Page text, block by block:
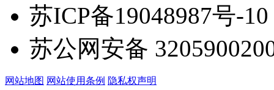
苏ICP备19048987号-10
苏公网安备
网站地图 网站使用条例 隐私权声明